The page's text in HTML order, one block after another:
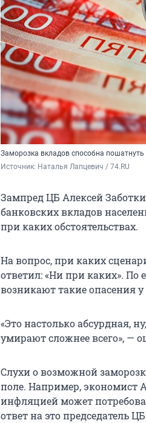
Заморозка вкладов способна
Источник: Наталья Лапцевич / 74.RU
Зампред ЦБ Алексей
банковских вкладов
при каких обстоятельствах.
На вопрос, при каких
ответил: «Ни при каких». По
возникают такие опасения
«Это настолько абсурдная,
умирают сложнее всего», —
Слухи о возможной
поле. Например, экономист
инфляцией может
ответ на это председатель